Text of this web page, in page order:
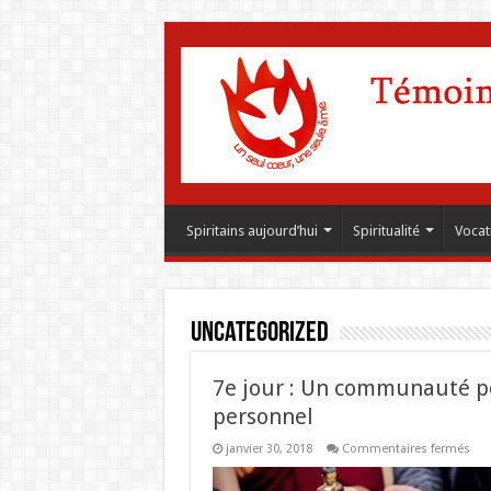
Spiritains aujourd’hui Spiritualité
Uncategorized
7e jour : Un communauté
personnel
janvier 30, 2018 Commentaires ferméssur